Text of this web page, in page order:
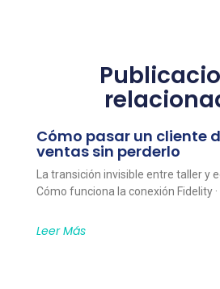
Cómo pasar un cliente
ventas sin perderlo
La transición invisible entre taller y
Cómo funciona la conexión Fidelity ·
Leer Más